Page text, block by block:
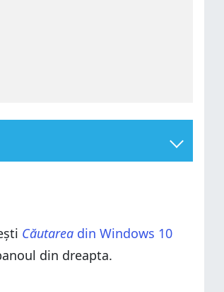
Căutarea din Windows 10
din dreapta.